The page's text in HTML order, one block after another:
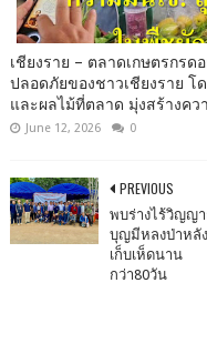
เชียงราย – ตลาดเกษตรกรด
ปลอดภัยของชาวเชียงราย โ
และผลไม้ที่ตลาด มุ่งสร้างค
June 12, 2026 0
PREVIOUS
พบร่างไร้วิญญ
บุญมีหลงป่าหลั
เก็บเห็ดนาน
กว่า80วัน